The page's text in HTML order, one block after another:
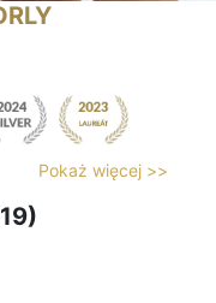
Pokaż więcej >>